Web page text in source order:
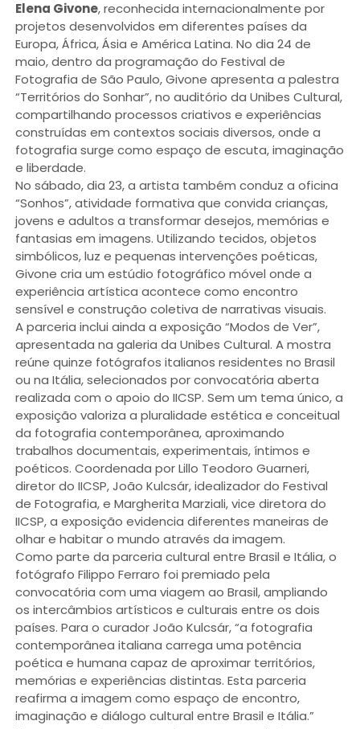
Elena Givone, reconhecida internacionalmente por
projetos desenvolvidos em diferentes países da
Europa, África, Ásia e América Latina. No dia 24 de
maio, dentro da programação do Festival de
Fotografia de São Paulo, Givone apresenta a palestra
“Territórios do Sonhar”, no auditório da Unibes Cultural,
compartilhando processos criativos e experiências
construídas em contextos sociais diversos, onde a
fotografia surge como espaço de escuta, imaginação
e liberdade.
No sábado, dia 23, a artista também conduz a oficina
“Sonhos”, atividade formativa que convida crianças,
jovens e adultos a transformar desejos, memórias e
fantasias em imagens. Utilizando tecidos, objetos
simbólicos, luz e pequenas intervenções poéticas,
Givone cria um estúdio fotográfico móvel onde a
experiência artística acontece como encontro
sensível e construção coletiva de narrativas visuais.
A parceria inclui ainda a exposição “Modos de Ver”,
apresentada na galeria da Unibes Cultural. A mostra
reúne quinze fotógrafos italianos residentes no Brasil
ou na Itália, selecionados por convocatória aberta
realizada com o apoio do IICSP. Sem um tema único, a
exposição valoriza a pluralidade estética e conceitual
da fotografia contemporânea, aproximando
trabalhos documentais, experimentais, íntimos e
poéticos. Coordenada por Lillo Teodoro Guarneri,
diretor do IICSP, João Kulcsár, idealizador do Festival
de Fotografia, e Margherita Marziali, vice diretora do
IICSP, a exposição evidencia diferentes maneiras de
olhar e habitar o mundo através da imagem.
Como parte da parceria cultural entre Brasil e Itália, o
fotógrafo Filippo Ferraro foi premiado pela
convocatória com uma viagem ao Brasil, ampliando
os intercâmbios artísticos e culturais entre os dois
países. Para o curador João Kulcsár, “a fotografia
contemporânea italiana carrega uma potência
poética e humana capaz de aproximar territórios,
memórias e experiências distintas. Esta parceria
reafirma a imagem como espaço de encontro,
imaginação e diálogo cultural entre Brasil e Itália.”